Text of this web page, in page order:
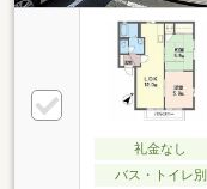
礼金なし
バス・トイレ別